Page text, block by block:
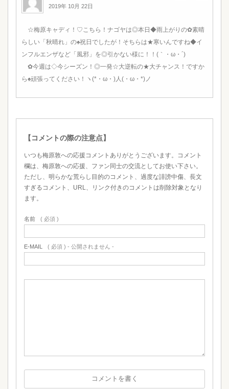
2019年 10月 22日
☆梅原キャディ！♡こちら！ナゴヤは◎本日◆雨上がりの✿素晴
らしい「秋晴れ」の♠祝日でしたが！そちらは★寒いんですね◆イ
ンフルエンザなど「風邪」を◎引かない様に！！(｀・ω・´)ゞ
✿今週は◇今シーズン！◎一発☆大逆転の★大チャンス！ですか
ら♠頑張ってください！ヽ(*・ω・)人(・ω・*)ノ
【コメントの際の注意点】
いつも梅原敦への応援コメントありがとうございます。コメント
欄は、梅原敦への応援、ファン同士の交流としてお使い下さい。
ただし、明らかな荒らし目的のコメント、過度な誹謗中傷、長文
すぎるコメント、URL、リンク付きのコメントは削除対象となり
ます。
名前 ( 必須 )
E-MAIL ( 必須 ) - 公開されません -